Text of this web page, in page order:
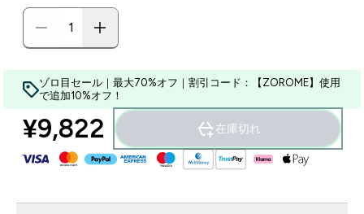
ゾロ目セール｜最大70%オフ｜割引コード：【ZOROME】使用
で追加10%オフ！
¥9,822‎ 在庫切れ